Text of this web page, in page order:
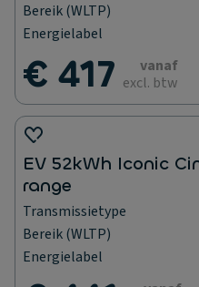
Bereik (WLTP)
Energielabel
€ 417
vanaf
excl. btw
EV 52kWh Iconic
range
Transmissietype
Bereik (WLTP)
Energielabel